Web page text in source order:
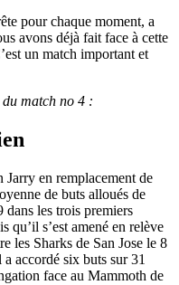
pour chaque moment, a
avons déjà fait face à cette
un match important et
match no 4 :
en remplacement de
de buts alloués de
dans les trois premiers
qu’il s’est amené en relève
les Sharks de San Jose le 8
accordé six buts sur 31
face au Mammoth de